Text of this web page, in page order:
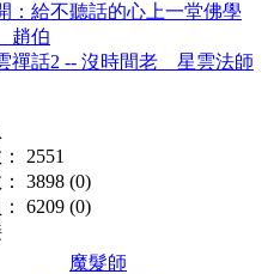
：給不聽話的心上一堂佛學
伯
禪話2 -- 沒時間老 星雲法師
2551
3898 (0)
6209 (0)
魔髮師